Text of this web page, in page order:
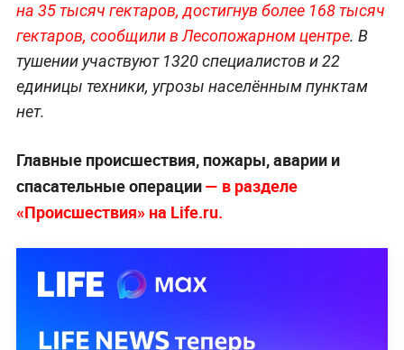
на 35 тысяч гектаров, достигнув более 168 тысяч
гектаров, сообщили в Лесопожарном центре. В
тушении участвуют 1320 специалистов и 22
единицы техники, угрозы населённым пунктам
нет.
Главные происшествия, пожары, аварии и
спасательные операции— в разделе
«Происшествия» на Life.ru.